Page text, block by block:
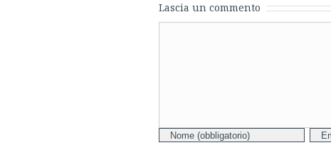
Lascia un commento